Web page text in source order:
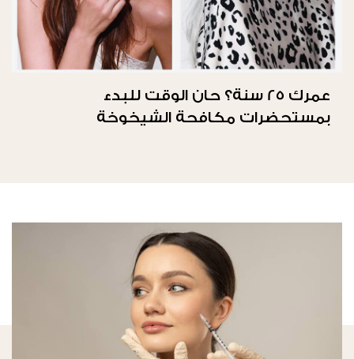
عمرك 25 سنة؟ حان الوقت للبدء
بمستحضرات مكافحة الشيخوخة